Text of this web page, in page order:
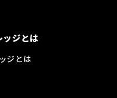
ッジとは
ジとは